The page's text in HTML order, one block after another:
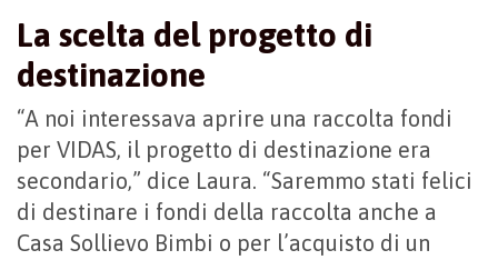
La scelta del progetto di
destinazione
“A noi interessava aprire una raccolta fondi
per VIDAS, il progetto di destinazione era
secondario,” dice Laura. “Saremmo stati felici
di destinare i fondi della raccolta anche a
Casa Sollievo Bimbi o per l’acquisto di un